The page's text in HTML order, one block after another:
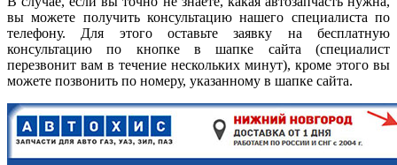
вы можете получить консультацию нашего специалиста по
телефону. Для этого оставьте заявку на бесплатную
консультацию по кнопке в шапке сайта (специалист
перезвонит вам в течение нескольких минут), кроме этого вы
можете позвонить по номеру, указанному в шапке сайта.